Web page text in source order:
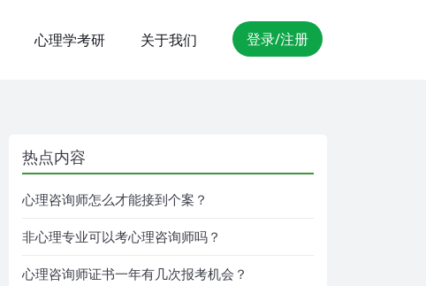
心理学考研 关于我们 登录/注册
热点内容
心理咨询师怎么才能接到个案？
非心理专业可以考心理咨询师吗？
心理咨询师证书一年有几次报考机会？